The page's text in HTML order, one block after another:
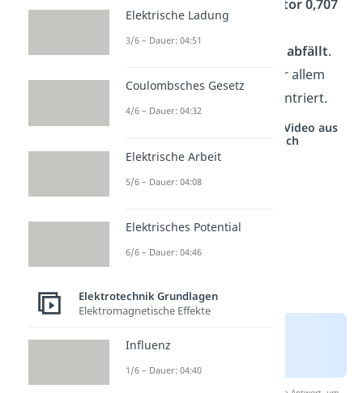
Faktor 0,707
-3dB
ursprünglichen Amplitude abfällt.
Im Folgenden wird sich vor allem
konzentriert.
Studyflix vernetzt: Hier ein Video aus
einem anderen Bereich
Elektrische Ladung
3/6 – Dauer: 04:51
Coulombsches Gesetz
4/6 – Dauer: 04:32
Elektrische Arbeit
5/6 – Dauer: 04:08
Elektrisches Potential
6/6 – Dauer: 04:46
Elektrotechnik Grundlagen
Elektromagnetische Effekte
Influenz
1/6 – Dauer: 04:40